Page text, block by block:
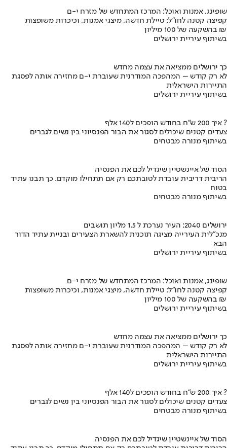
שופינג, אמנות ואוכל: המרכז המתחדש של מזרח י-ם
קפיצה קטנה לחו"ל: טיילת חדשה, מיצגי אמנות, וכיכרות משופצות
בהשקעה של 100 מיליון ₪
בשיתוף עיריית ירושלים
כך ירושלים ממציאה את עצמה מחדש
לא רק קודש – המהפכה המודרנית שעוברת י-ם מחזירה אותה לפסגת
התיירות הישראלית
בשיתוף עיריית ירושלים
איך 200 ש"ח בחודש הופכים ל140 אלף ?
צעדים קטנים שיכולים לסגור את הבור הפנסיוני בין נשים לגברים
בשיתוף מנורה מבטחים
הסוד של איינשטיין שיגדיל לכם את הפנסיה
הריבית דריבית עובדת לטובתכם רק אם תתחילו מוקדם. כך תבנו עתיד
בטוח
בשיתוף מנורה מבטחים
ירושלים 2040: העיר נערכת ל 1.5 מליון תושבים
מנכ"לית העירייה מציגה תוכנית להשארת הצעירים ובניית עתיד הדור
הבא
בשיתוף עיריית ירושלים
שופינג, אמנות ואוכל: המרכז המתחדש של מזרח י-ם
קפיצה קטנה לחו"ל: טיילת חדשה, מיצגי אמנות, וכיכרות משופצות
בהשקעה של 100 מיליון ₪
בשיתוף עיריית ירושלים
כך ירושלים ממציאה את עצמה מחדש
לא רק קודש – המהפכה המודרנית שעוברת י-ם מחזירה אותה לפסגת
התיירות הישראלית
בשיתוף עיריית ירושלים
איך 200 ש"ח בחודש הופכים ל140 אלף ?
צעדים קטנים שיכולים לסגור את הבור הפנסיוני בין נשים לגברים
בשיתוף מנורה מבטחים
הסוד של איינשטיין שיגדיל לכם את הפנסיה